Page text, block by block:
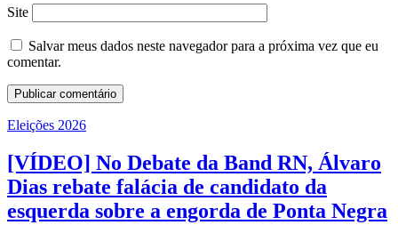
Site
Salvar meus dados neste navegador para a próxima vez que eu
comentar.
Eleições 2026
[VÍDEO] No Debate da Band RN, Álvaro
Dias rebate falácia de candidato da
esquerda sobre a engorda de Ponta Negra